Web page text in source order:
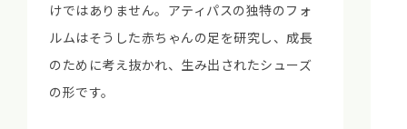
けではありません。アティパスの独特のフォ
ルムはそうした赤ちゃんの足を研究し、成長
のために考え抜かれ、生み出されたシューズ
の形です。